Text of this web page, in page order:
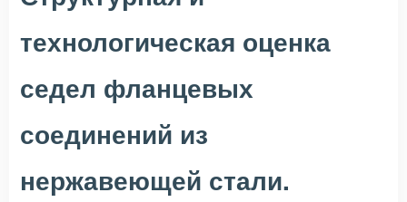
технологическая оценка
седел фланцевых
соединений из
нержавеющей стали.